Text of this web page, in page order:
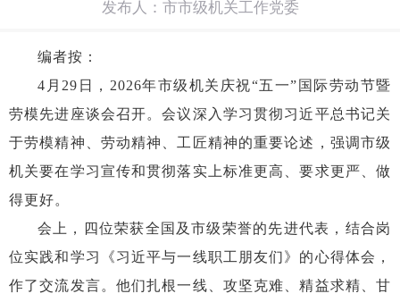
发布人：市市级机关工作党委
编者按：
4月29日，2026年市级机关庆祝“五一”国际劳动节暨
劳模先进座谈会召开。会议深入学习贯彻习近平总书记关
于劳模精神、劳动精神、工匠精神的重要论述，强调市级
机关要在学习宣传和贯彻落实上标准更高、要求更严、做
得更好。
会上，四位荣获全国及市级荣誉的先进代表，结合岗
位实践和学习《习近平与一线职工朋友们》的心得体会，
作了交流发言。他们扎根一线、攻坚克难、精益求精、甘